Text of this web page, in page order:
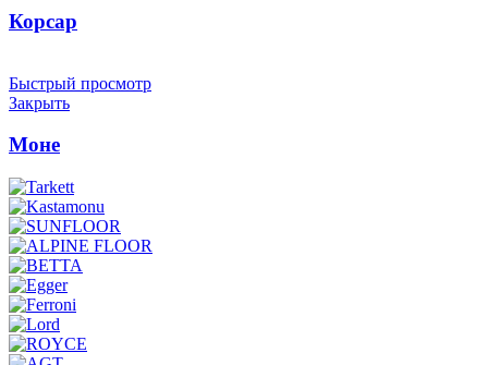
Корсар
Быстрый просмотр
Закрыть
Моне